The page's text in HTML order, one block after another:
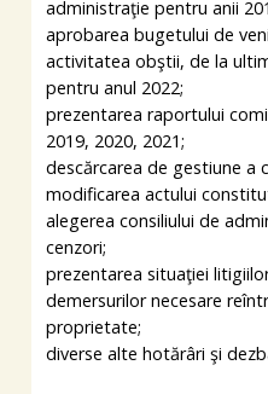
administraţie pentru anii
aprobarea bugetului de
activitatea obştii, de la
pentru anul 2022;
prezentarea raportului
2019, 2020, 2021;
descărcarea de gestiune a
modificarea actului
alegerea consiliului de
cenzori;
prezentarea situaţiei
demersurilor necesare
proprietate;
diverse alte hotărâri şi